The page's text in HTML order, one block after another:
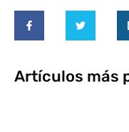
Artículos más